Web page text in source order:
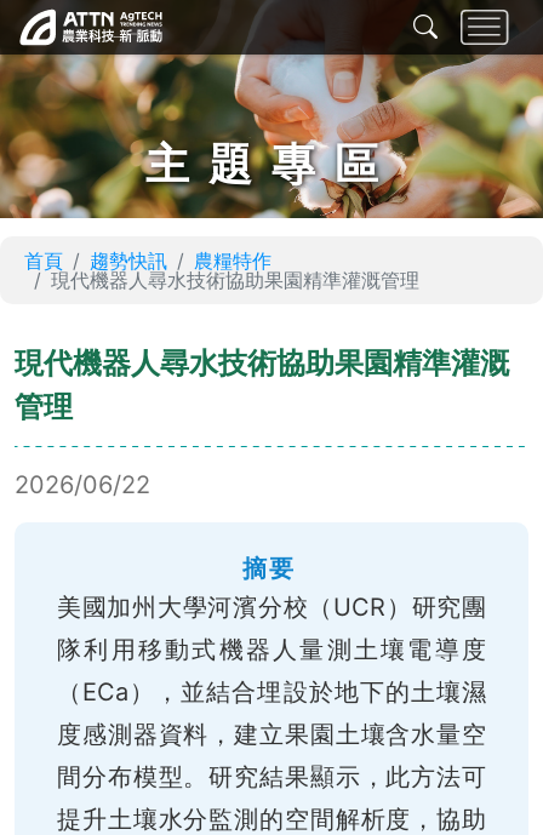
主題專區
首頁 趨勢快訊
農糧特作
現代機器人尋水技術協助果園精準灌溉管理
現代機器人尋水技術協助果園精準灌溉
管理
2026/06/22
摘要
美國加州大學河濱分校（UCR）研究團
隊利用移動式機器人量測土壤電導度
（ECa），並結合埋設於地下的土壤濕
度感測器資料，建立果園土壤含水量空
間分布模型。研究結果顯示，此方法可
提升土壤水分監測的空間解析度，協助